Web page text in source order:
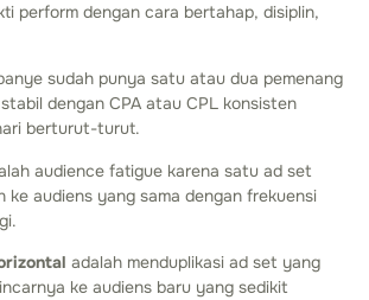
perform dengan cara bertahap, disiplin,
sudah punya satu atau dua pemenang
dengan CPA atau CPL konsisten
berturut-turut.
audience fatigue karena satu ad set
ke audiens yang sama dengan frekuensi
adalah menduplikasi ad set yang
ke audiens baru yang sedikit